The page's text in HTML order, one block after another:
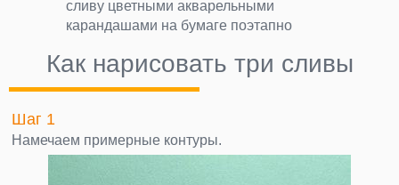
сливу цветными акварельными
карандашами на бумаге поэтапно
Как нарисовать три сливы
Шаг 1
Намечаем примерные контуры.